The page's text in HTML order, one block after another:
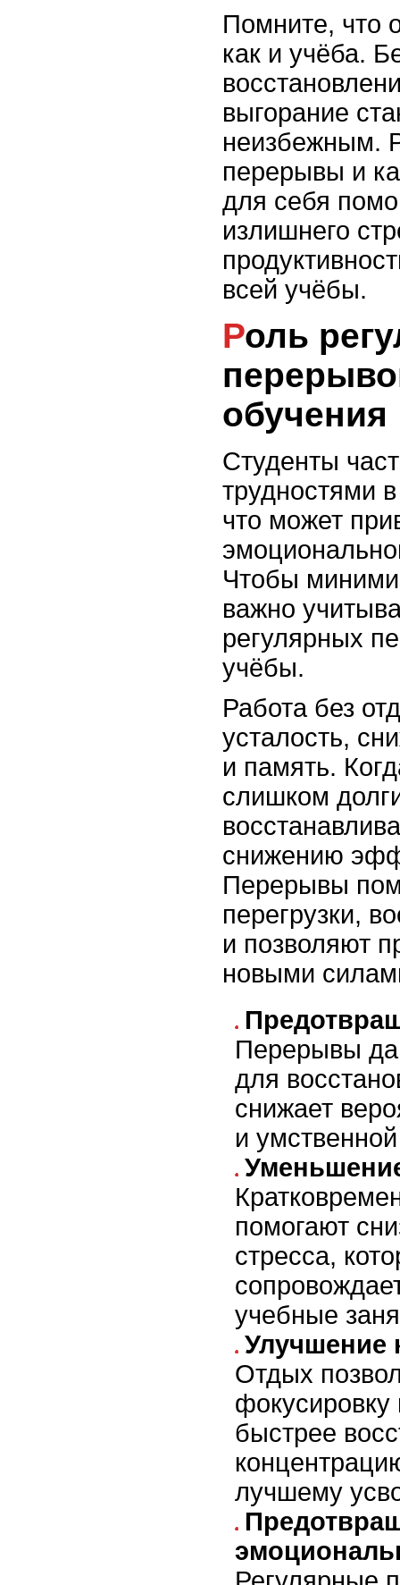
Помните, что
как и учёба.
выгорание
неизбежным.
перерывы и
для себя
излишнего
всей учёбы.
Роль регулярных
обучения
Студенты
трудностями
что может
Чтобы
важно
регулярных
учёбы.
Работа без
усталость,
и память.
слишком
снижению
Перерывы
перегрузки,
и позволяют
новыми
Перерывы
для
снижает
и
помогают
стресса,
учебные
Улучшение
Отдых
быстрее
лучшему